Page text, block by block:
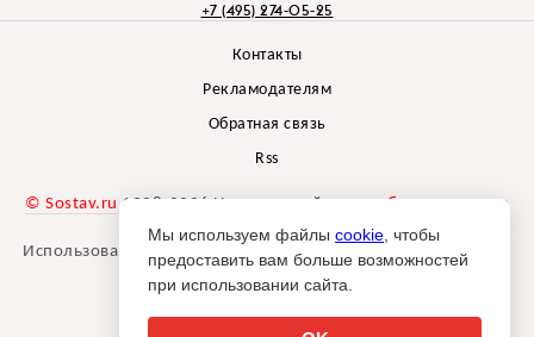
+7 (495) 274-05-25
Контакты
Рекламодателям
Обратная связь
Rss
© Sostav.ru 1998-2026 Независимый проектбрендингового
агентства Depot
Использование материалов Sostav.ru допустимо только при
указании источника.
Мы используем файлы cookie , чтобы
предоставить вам больше возможностей
при использовании сайта.